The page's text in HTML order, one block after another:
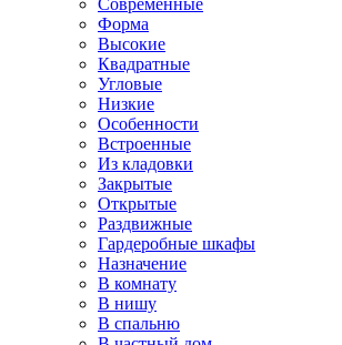
Современные
Форма
Высокие
Квадратные
Угловые
Низкие
Особенности
Встроенные
Из кладовки
Закрытые
Открытые
Раздвижные
Гардеробные шкафы
Назначение
В комнату
В нишу
В спальню